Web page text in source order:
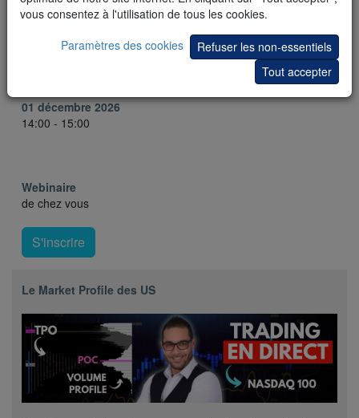
03 novembre 2026
01 décembre 2026
14:00 - 15:00
Webinaire
de chez vous
S'inscrire
Le Market Profile des US
vous consentez à l'utilisation de tous les cookies.
Paramètres des cookies
Refuser les non-essentiels
Tout accepter